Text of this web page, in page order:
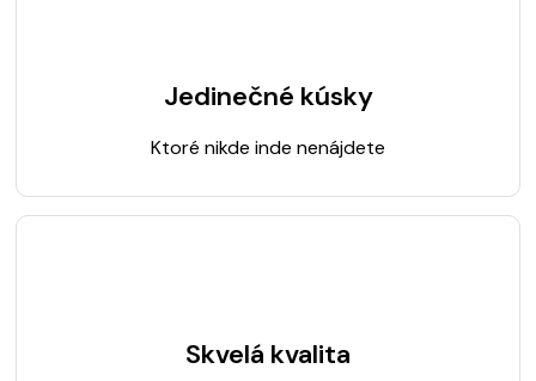
Jedinečné kúsky
Ktoré nikde inde nenájdete
Skvelá kvalita